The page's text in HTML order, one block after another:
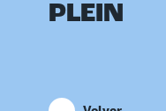
PLEIN